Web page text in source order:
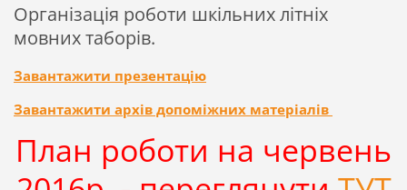
Організація роботи шкільних літніх
мовних таборів.
Завантажити презентацію
Завантажити архів допоміжних матеріалів
План роботи на червень